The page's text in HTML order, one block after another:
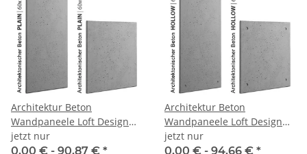
Architektur Beton
Wandpaneele Loft Design
Plain 60x60/60x120
jetzt nur
0,00 € - 90,87 € *
Architektur Beton
Wandpaneele Loft Design
Hollow 60x60/60x120
jetzt nur
0,00 € - 94,66 € *